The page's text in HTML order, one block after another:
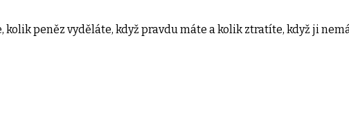
kolik peněz vyděláte, když pravdu máte a kolik ztratíte, když ji